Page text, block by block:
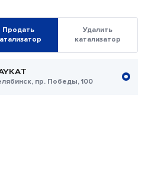
Продать
Удалить
катализатор
пр. Победы, 100